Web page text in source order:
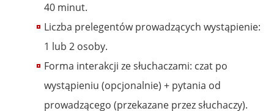
40 minut.
Liczba prelegentów prowadzących wystąpienie:
1 lub 2 osoby.
Forma interakcji ze słuchaczami: czat po
wystąpieniu (opcjonalnie) + pytania od
prowadzącego (przekazane przez słuchaczy).